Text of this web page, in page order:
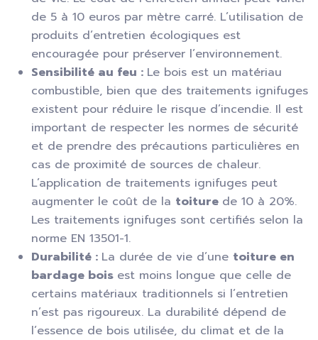
de 5 à 10 euros par mètre carré. L’utilisation de
produits d’entretien écologiques est
encouragée pour préserver l’environnement.
Sensibilité au feu : Le bois est un matériau
combustible, bien que des traitements ignifuges
existent pour réduire le risque d’incendie. Il est
important de respecter les normes de sécurité
et de prendre des précautions particulières en
cas de proximité de sources de chaleur.
L’application de traitements ignifuges peut
augmenter le coût de la toiture de 10 à 20%.
Les traitements ignifuges sont certifiés selon la
norme EN 13501-1.
Durabilité : La durée de vie d’une toiture en
bardage bois est moins longue que celle de
certains matériaux traditionnels si l’entretien
n’est pas rigoureux. La durabilité dépend de
l’essence de bois utilisée, du climat et de la